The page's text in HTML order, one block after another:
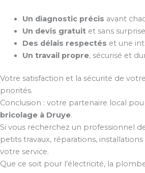
Un diagnostic précis avant
Un devis gratuitet sans
Des délais respectés et une
Un travail propre, sécurisé et
Votre satisfaction et la sécurité de
priorités.
Conclusion : votre partenaire local
bricolage à Druye.
Si vous recherchez un professionnel
petits travaux, réparations,
votre service.
Que ce soit pour l’électricité, la